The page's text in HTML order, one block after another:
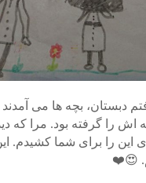
3-23-رفتم دبستان، بچه ها می
اش را گرفته بود. مرا که
این را برای شما کشیدم.
😍❤️